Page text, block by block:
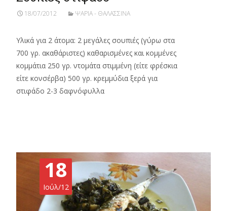
18/07/2012 ΨΑΡΙΑ - ΘΑΛΑΣΣΙΝΑ
Υλικά για 2 άτομα: 2 μεγάλες σουπιές (γύρω στα
700 γρ. ακαθάριστες) καθαρισμένες και κομμένες
κομμάτια 250 γρ. ντομάτα στιμμένη (είτε φρέσκια
είτε κονσέρβα) 500 γρ. κρεμμύδια ξερά για
στιφάδο 2-3 δαφνόφυλλα
18
Ιούλ/12